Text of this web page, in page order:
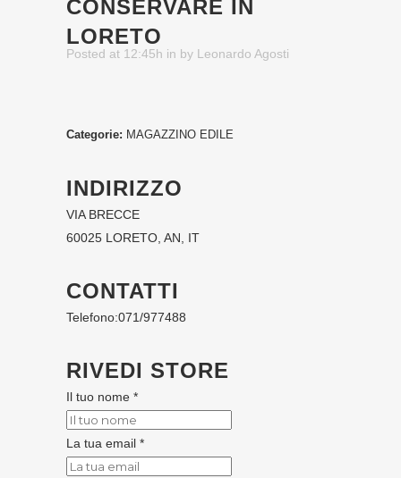
CONSERVARE IN
LORETO
Posted at 12:45h in by Leonardo Agosti
Categorie: MAGAZZINO EDILE
INDIRIZZO
VIA BRECCE
60025 LORETO, AN, IT
CONTATTI
Telefono:071/977488
RIVEDI STORE
Il tuo nome *
La tua email *